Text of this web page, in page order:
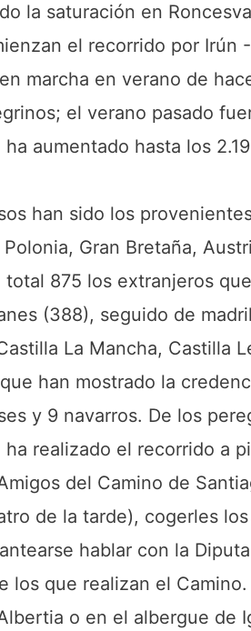
la saturación en
el recorrido por Irún
marcha en verano de
el verano pasado
aumentado hasta los
han sido los
Gran Bretaña,
875 los extranjeros
(388), seguido de
La Mancha, Castilla
han mostrado la
y 9 navarros. De los
realizado el recorrido a
del Camino de
de la tarde), cogerles
hablar con la
que realizan el
o en el albergue de